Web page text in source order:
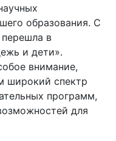
образования. С
в
и дети».
внимание,
широкий спектр
программ,
для